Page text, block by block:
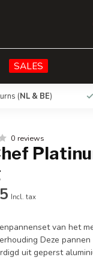
SALES
(NL & BE)
0 reviews
Incl. tax
van het
Deze
uit geperst